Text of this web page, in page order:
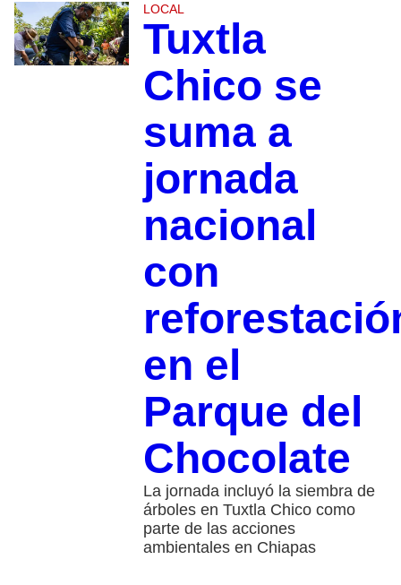
LOCAL
Tuxtla
Chico se
suma a
jornada
nacional
con
en el
Parque del
Chocolate
La jornada incluyó la siembra de
árboles en Tuxtla Chico como
parte de las acciones
ambientales en Chiapas